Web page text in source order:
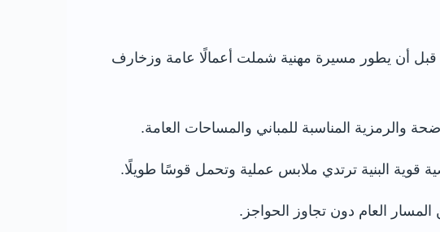
قبل أن يطور مسيرة مهنية شملت أعمالًا عامة وزخارف
والرمزية المناسبة للمباني والمساحات العامة.
البنية ترتدي ملابس عملية وتحمل قوسًا طويلًا.
العام دون تجاوز الحواجز.